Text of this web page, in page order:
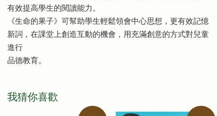
有效提高學生的閱讀能力。
《生命的果子》可幫助學生輕鬆領會中心思想，更有效記憶
新詞，在課堂上創造互動的機會，用充滿創意的方式對兒童
進行
品德教育。
我猜你喜歡